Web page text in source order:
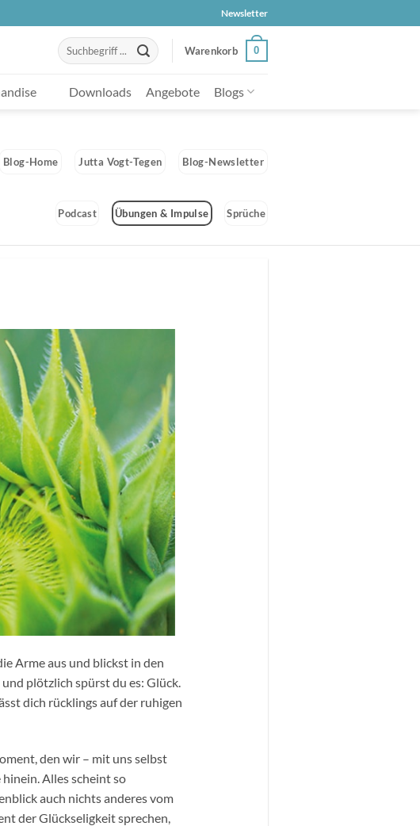
Newsletter
Suche
nach:
Warenkorb 0
Downloads Angebote Blogs
Blog-Home Jutta Vogt-Tegen Blog-Newsletter
Podcast Übungen & Impulse Sprüche
Arme aus und blickst in den
plötzlich spürst du es: Glück.
dich rücklings auf der ruhigen
den wir – mit uns selbst
Alles scheint so
auch nichts anderes vom
der Glückseligkeit sprechen,